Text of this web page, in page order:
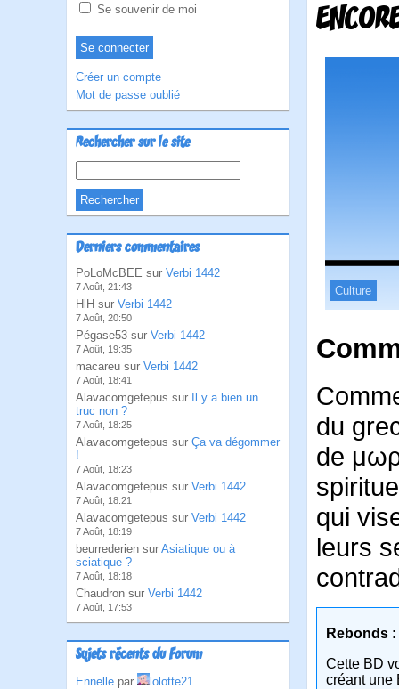
Se souvenir de moi
Créer un compte
Mot de passe oublié
Rechercher sur le site
Derniers commentaires
PoLoMcBEE sur Verbi 1442
7 Août, 21:43
HlH sur Verbi 1442
7 Août, 20:50
Pégase53 sur Verbi 1442
7 Août, 19:35
macareu sur Verbi 1442
7 Août, 18:41
Alavacomgetepus sur
Il y a bien un
truc non ?
7 Août, 18:25
Alavacomgetepus sur Ça va dégommer
!
7 Août, 18:23
Alavacomgetepus sur Verbi 1442
7 Août, 18:21
Alavacomgetepus sur Verbi 1442
7 Août, 18:19
beurrederien sur Asiatique ou à
sciatique ?
7 Août, 18:18
Chaudron sur Verbi 1442
7 Août, 17:53
Sujets récents du Forum
Ennelle par
lolotte21
Culture
du
de
qui
leurs
Rebonds :
Cette BD
créant une